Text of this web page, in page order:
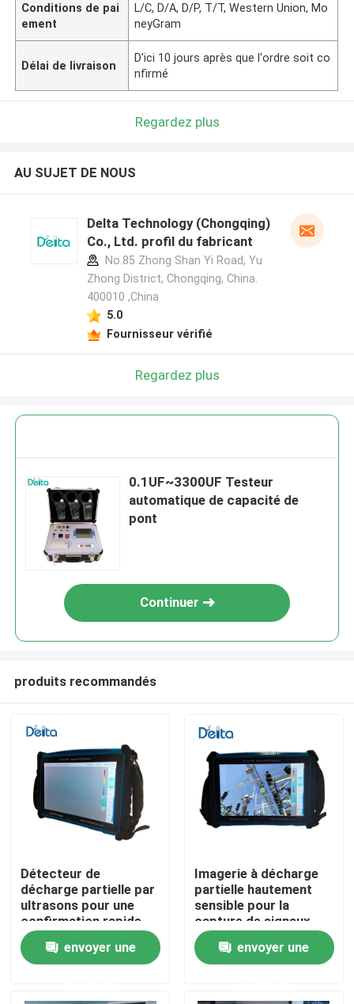
À la maison
Produits
Vidéos
Conditions de pai
ement
L/C, D/A, D/P, T/T, Western Union, Mo
neyGram
Délai de livraison
D'ici 10 jours après que l'ordre soit co
nfirmé
Regardez plus
AU SUJET DE NOUS
Delta Technology (Chongqing)
Co., Ltd. profil du fabricant
No.85 Zhong Shan Yi Road, Yu
Zhong District, Chongqing, China.
400010 ,China
5.0
Fournisseur vérifié
Regardez plus
0.1UF~3300UF Testeur
automatique de capacité de
pont
Continuer
produits recommandés
Détecteur de
décharge partielle par
ultrasons pour une
confirmation rapide
des résultats du
champ envoyer une
Imagerie à décharge
partielle hautement
sensible pour la
capture de signaux
faibles
envoyer une